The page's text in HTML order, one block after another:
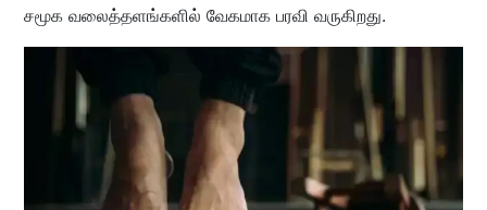
சமூக வலைத்தளங்களில் வேகமாக பரவி வருகிறது.